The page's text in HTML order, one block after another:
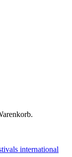
international